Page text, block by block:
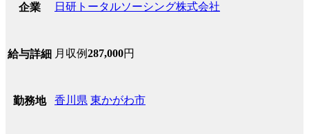
企業 日研トータルソーシング株式会社
給与詳細 月収例287,000円
勤務地 香川県 東かがわ市